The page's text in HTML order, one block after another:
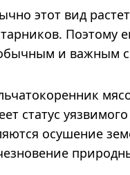
этот вид
Поэтому
и важным
статус
осушение